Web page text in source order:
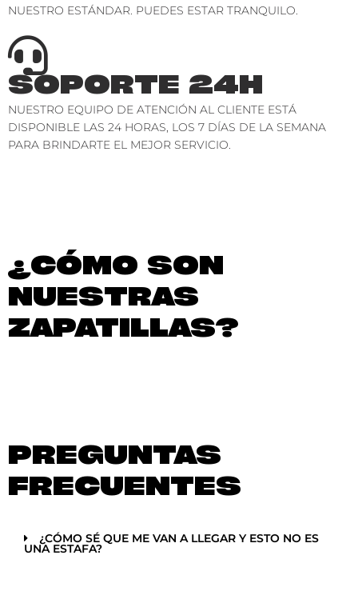
NUESTRO ESTÁNDAR. PUEDES ESTAR TRANQUILO.
SOPORTE 24H
NUESTRO EQUIPO DE ATENCIÓN AL CLIENTE ESTÁ
DISPONIBLE LAS 24 HORAS, LOS 7 DÍAS DE LA SEMANA
PARA BRINDARTE EL MEJOR SERVICIO.
¿CÓMO SON
NUESTRAS
ZAPATILLAS?
PREGUNTAS
FRECUENTES
¿CÓMO SÉ QUE ME VAN A LLEGAR Y ESTO NO ES
UNA ESTAFA?